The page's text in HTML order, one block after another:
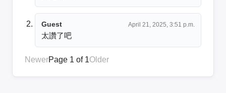
Guest April 21, 2025, 3:51 p.m.
太讚了吧
NewerPage 1 of 1Older